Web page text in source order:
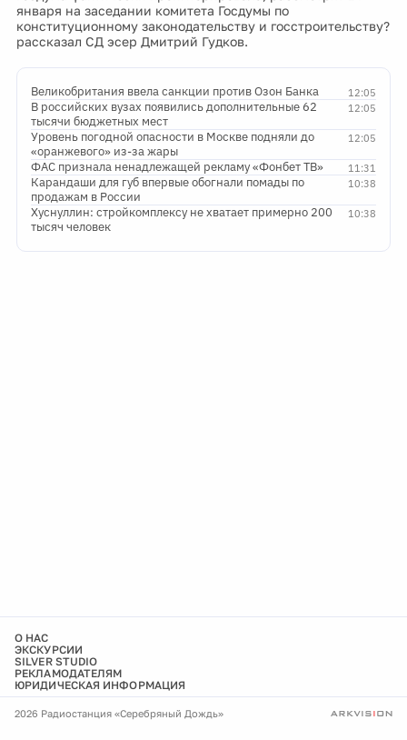
января на заседании комитета Госдумы по
конституционному законодательству и госстроительству?
рассказал СД эсер Дмитрий Гудков.
12:05
Великобритания ввела санкции против Озон Банка
12:05
В российских вузах появились дополнительные 62
тысячи бюджетных мест
12:05
Уровень погодной опасности в Москве подняли до
«оранжевого» из-за жары
11:31
ФАС признала ненадлежащей рекламу «Фонбет ТВ»
10:38
Карандаши для губ впервые обогнали помады по
продажам в России
10:38
Хуснуллин: стройкомплексу не хватает примерно 200
тысяч человек
О НАС
ЭКСКУРСИИ
SILVER STUDIO
РЕКЛАМОДАТЕЛЯМ
ЮРИДИЧЕСКАЯ ИНФОРМАЦИЯ
2026 Радиостанция «Серебряный Дождь»